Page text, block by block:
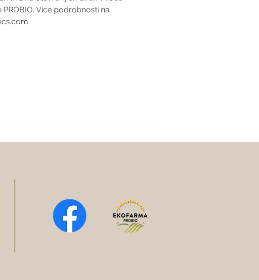
PROBIO. Více podrobností na